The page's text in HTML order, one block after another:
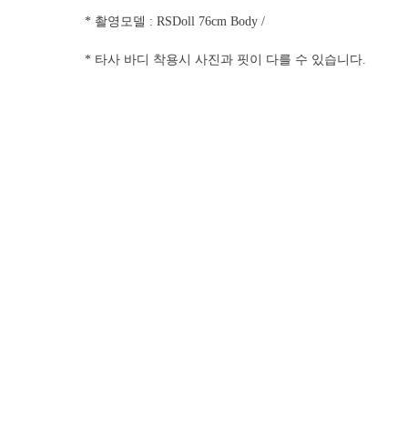
* 촬영모델 : RSDoll 76cm Body /
* 타사 바디 착용시 사진과 핏이 다를 수 있습니다.